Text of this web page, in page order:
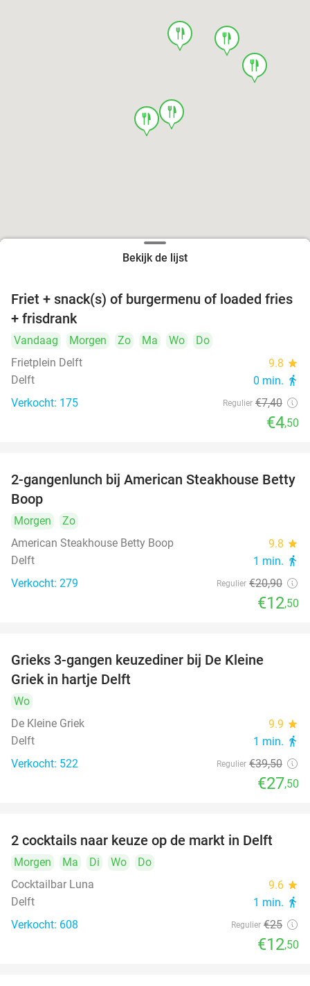
food
food
food
food
food
food
food
Bekijk de lijst
39%
Friet + snack(s) of burgermenu of loaded fries
+ frisdrank
Vandaag Morgen Zo Ma Wo
Do
Frietplein Delft
9.8 star
Delft 0 min. directions_walk
Verkocht: 175 Regulier €7,40
€4,50
40%
2-gangenlunch bij American Steakhouse Betty
Boop
Morgen
Zo
American Steakhouse Betty Boop
9.8 star
Delft 1 min. directions_walk
Verkocht: 279 Regulier €20,90
€12,50
Grieks 3-gangen keuzediner bij De Kleine
Griek in hartje Delft
Wo
De Kleine Griek
9.9 star
Delft 1 min. directions_walk
Verkocht: 522 Regulier €39,50
€27,50
50%
2 cocktails naar keuze op de markt in Delft
Morgen Ma Di Wo
Do
Cocktailbar Luna
9.6 star
Delft 1 min. directions_walk
Verkocht: 608 Regulier €25
€12,50